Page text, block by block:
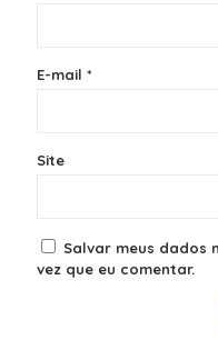
E-mail *
Site
Salvar meus dados
vez que eu comentar.